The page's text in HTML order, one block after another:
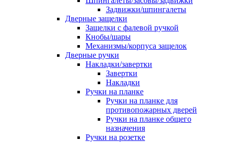
Задвижки/шпингалеты
Дверные защелки
Защелки с фалевой ручкой
Кнобы/шары
Механизмы/корпуса защелок
Дверные ручки
Накладки/завертки
Завертки
Накладки
Ручки на планке
Ручки на планке для
противопожарных дверей
Ручки на планке общего
назначения
Ручки на розетке